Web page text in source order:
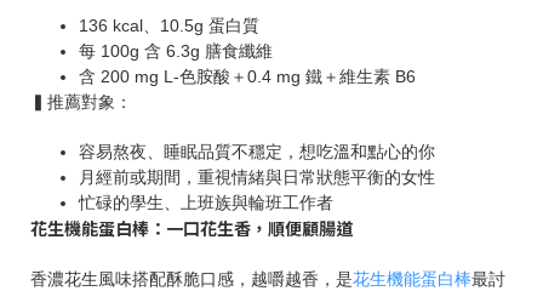
136 kcal、10.5g 蛋白質
每 100g 含 6.3g 膳食纖維
含 200 mg L-色胺酸＋0.4 mg 鐵＋維生素 B6
▍推薦對象：
容易熬夜、睡眠品質不穩定，想吃溫和點心的你
月經前或期間，重視情緒與日常狀態平衡的女性
忙碌的學生、上班族與輪班工作者
花生機能蛋白棒：一口花生香，順便顧腸道
香濃花生風味搭配酥脆口感，越嚼越香，是花生機能蛋白棒最討